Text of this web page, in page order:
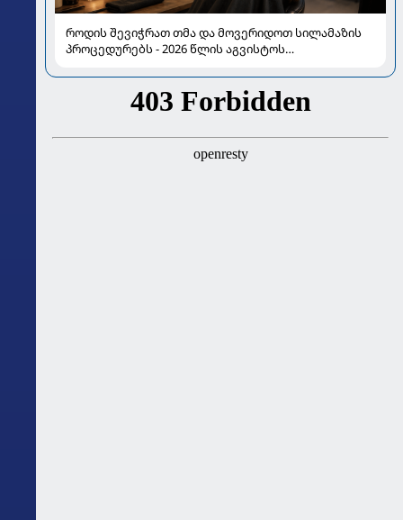
როდის შევიჭრათ თმა და მოვერიდოთ სილამაზის
პროცედურებს - 2026 წლის აგვისტოს